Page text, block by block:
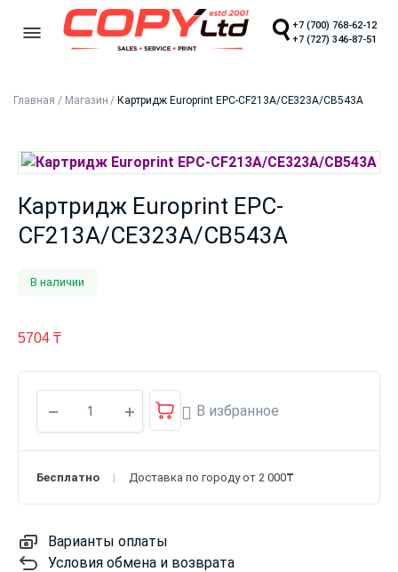
+7 (700) 768-62-12
+7 (727) 346-87-51
Главная / Магазин /Картридж Europrint EPC-CF213A/CE323A/CB543A
Картридж Europrint EPC-
CF213A/CE323A/CB543A
В наличии
5704 ₸
В избранное
Бесплатно Доставка по городу от 2 000₸
Варианты оплаты
Условия обмена и возврата